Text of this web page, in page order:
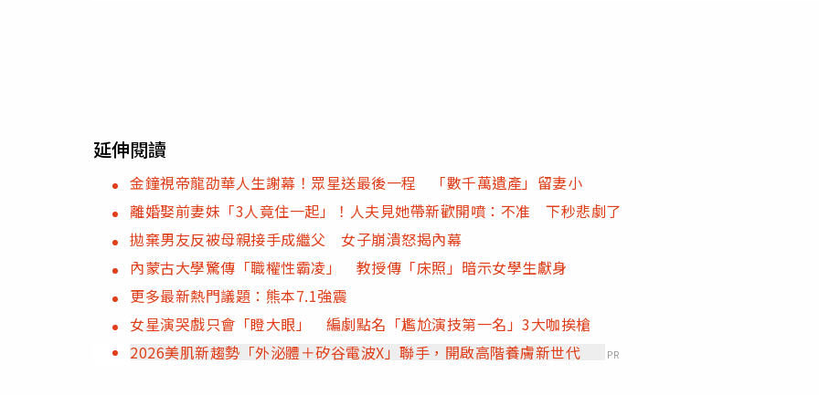
延伸閱讀
金鐘視帝龍劭華人生謝幕！眾星送最後一程 「數千萬遺產」留妻小
離婚娶前妻妹「3人竟住一起」！人夫見她帶新歡開噴：不准 下秒悲劇了
拋棄男友反被母親接手成繼父 女子崩潰怒揭內幕
內蒙古大學驚傳「職權性霸凌」 教授傳「床照」暗示女學生獻身
更多最新熱門議題：熊本7.1強震
女星演哭戲只會「瞪大眼」 編劇點名「尷尬演技第一名」3大咖挨槍
2026美肌新趨勢「外泌體＋矽谷電波X」聯手，開啟高階養膚新世代
PR